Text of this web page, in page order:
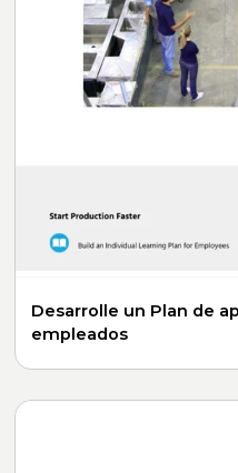
Desarrolle un Plan de
empleados